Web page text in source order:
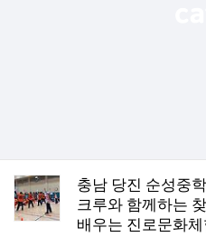
충남 당진 순성중
크루와 함께하는
배우는 진로문화